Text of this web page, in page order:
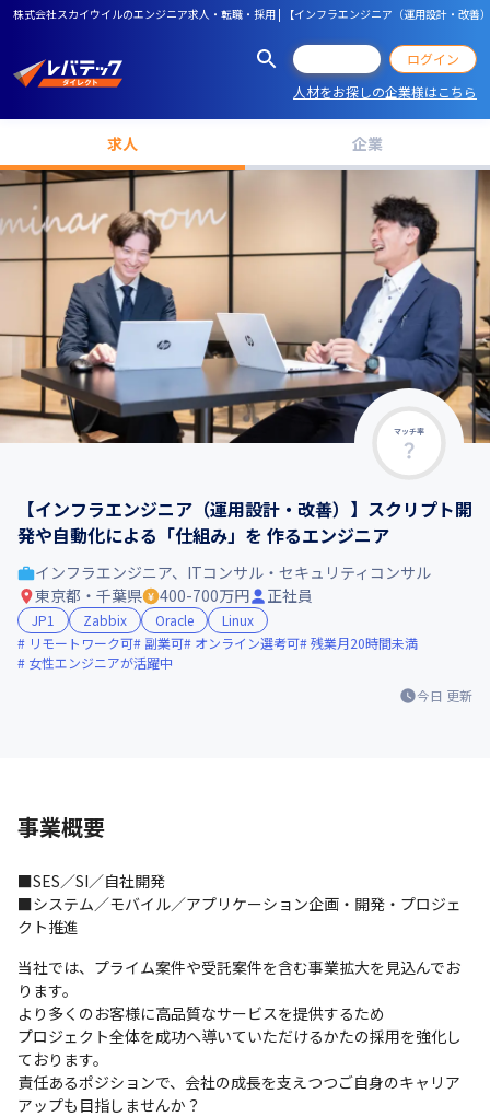
株式会社スカイウイルのエンジニア求人・転職・採用 | 【インフラエンジニア（運用設計・改
ログイン
人材をお探しの企業様はこちら
求人 企業
マッチ率
【インフラエンジニア（運用設計・改善）】スクリプト開
発や自動化による「仕組み」を 作るエンジニア
今日 更新
インフラエンジニア、ITコンサル・セキュリティコンサル
東京都・千葉県
400-700万円 正社員
JP1 Zabbix Oracle
Linux
リモートワーク可
副業可 オンライン選考可 残業月20時間未満
女性エンジニアが活躍中
事業概要
■SES／SI／自社開発
■システム／モバイル／アプリケーション企画・開発・プロジェ
クト推進
当社では、プライム案件や受託案件を含む事業拡大を見込んでお
ります。
より多くのお客様に高品質なサービスを提供するため
プロジェクト全体を成功へ導いていただけるかたの採用を強化し
ております。
責任あるポジションで、会社の成長を支えつつご自身のキャリア
アップも目指しませんか？